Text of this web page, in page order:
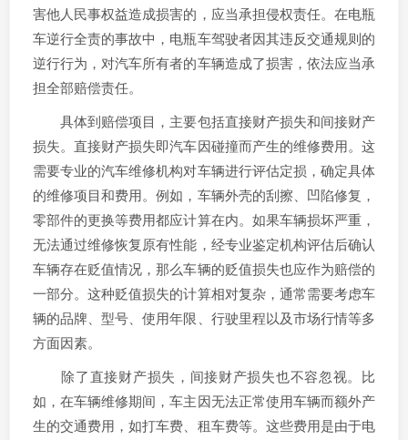
害他人民事权益造成损害的，应当承担侵权责任。在电瓶
车逆行全责的事故中，电瓶车驾驶者因其违反交通规则的
逆行行为，对汽车所有者的车辆造成了损害，依法应当承
担全部赔偿责任。
具体到赔偿项目，主要包括直接财产损失和间接财产
损失。直接财产损失即汽车因碰撞而产生的维修费用。这
需要专业的汽车维修机构对车辆进行评估定损，确定具体
的维修项目和费用。例如，车辆外壳的刮擦、凹陷修复，
零部件的更换等费用都应计算在内。如果车辆损坏严重，
无法通过维修恢复原有性能，经专业鉴定机构评估后确认
车辆存在贬值情况，那么车辆的贬值损失也应作为赔偿的
一部分。这种贬值损失的计算相对复杂，通常需要考虑车
辆的品牌、型号、使用年限、行驶里程以及市场行情等多
方面因素。
除了直接财产损失，间接财产损失也不容忽视。比
如，在车辆维修期间，车主因无法正常使用车辆而额外产
生的交通费用，如打车费、租车费等。这些费用是由于电